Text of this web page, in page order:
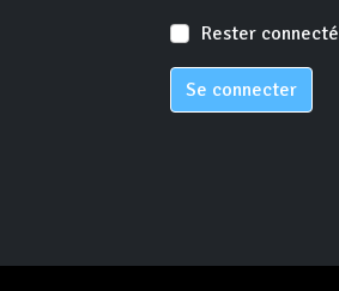
Rester connecté
Se connecter